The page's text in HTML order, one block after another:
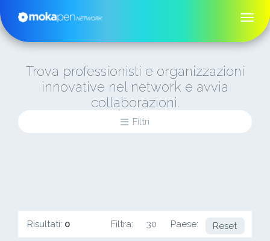
Trova professionisti e organizzazioni
innovative nel network e avvia
collaborazioni.
Filtri
Risultati: 0 Filtra: 30 Paese: null
Reset